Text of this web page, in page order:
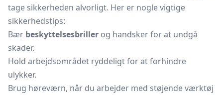
tage sikkerheden alvorligt. Her er nogle vigtige
sikkerhedstips:
Bær beskyttelsesbriller og handsker for at undgå
skader.
Hold arbejdsområdet ryddeligt for at forhindre
ulykker.
Brug høreværn, når du arbejder med støjende værktøj